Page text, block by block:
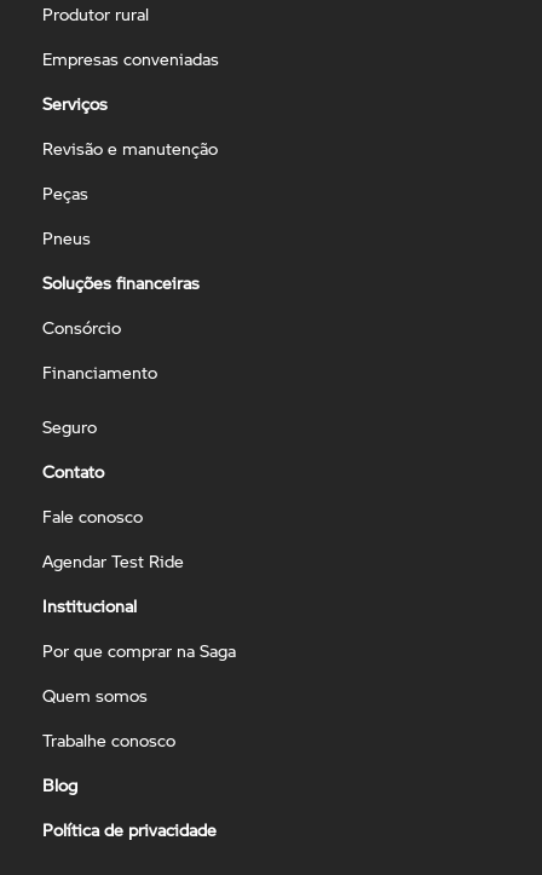
Produtor rural
Empresas conveniadas
Serviços
Revisão e manutenção
Peças
Pneus
Soluções financeiras
Consórcio
Financiamento
Seguro
Contato
Fale conosco
Agendar Test Ride
Institucional
Por que comprar na Saga
Quem somos
Trabalhe conosco
Blog
Política de privacidade